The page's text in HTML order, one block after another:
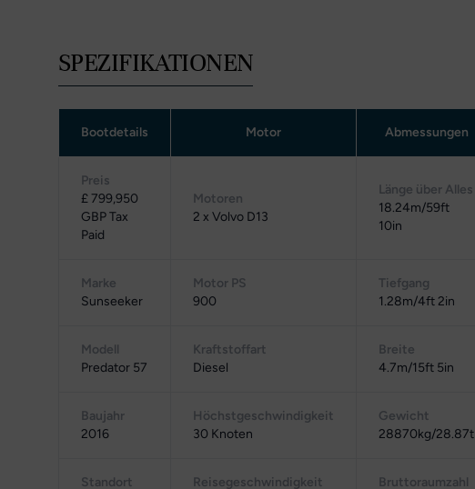
SPEZIFIKATIONEN
Bootdetails Motor Abmessungen
Preis
£ 799,950
GBP Tax
Paid
Motoren
2 x Volvo D13
Länge über Alles
18.24m/59ft
10in
Marke
Sunseeker
Motor PS
900
Tiefgang
1.28m/4ft 2in
Modell
Predator 57
Kraftstoffart
Diesel
Breite
4.7m/15ft 5in
Baujahr
2016
Höchstgeschwindigkeit
30 Knoten
Gewicht
28870kg/28.87t
Standort Reisegeschwindigkeit Bruttoraumzahl